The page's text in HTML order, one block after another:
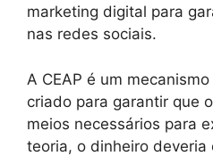
marketing digital para
nas redes sociais.
A CEAP é um
criado para garantir que
meios necessários para
teoria, o dinheiro deveria